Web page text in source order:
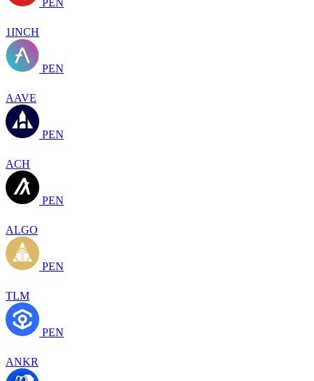
1INCH
PEN
AAVE
PEN
ACH
PEN
ALGO
PEN
TLM
PEN
ANKR